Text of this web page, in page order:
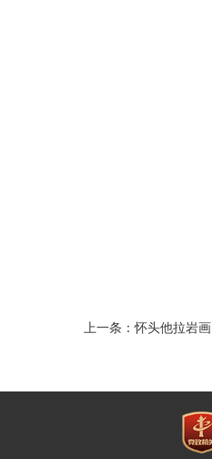
上一条：怀头他拉岩画